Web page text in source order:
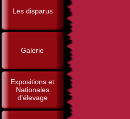
Les disparus
Galerie
Expositions et
Nationales
d'élevage